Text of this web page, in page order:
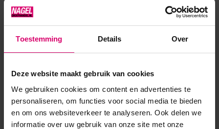
Toestemming Details Over
Deze website maakt gebruik van cookies
We gebruiken cookies om content en advertenties te
personaliseren, om functies voor social media te bieden
en om ons websiteverkeer te analyseren. Ook delen we
informatie over uw gebruik van onze site met onze
shattered glass, de Flash Top gels of glitters, Cat Eye kleuren,
‘ontdekken’ pagina!Steel de show met deze aanwinsten en
voorzie jouw klanten van een prachtige look en laat ze shi...
Toon meer